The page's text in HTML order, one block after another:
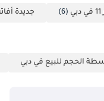
(6) جديدة أفاتر 06 في
الحجم للبيع في دبي
اعتماداً على بيانات